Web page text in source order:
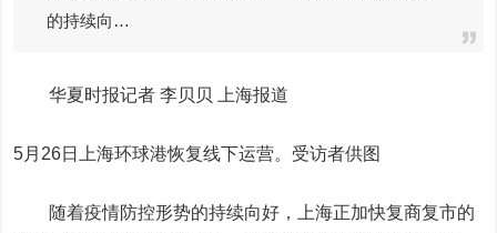
的持续向…
华夏时报记者 李贝贝 上海报道
5月26日上海环球港恢复线下运营。受访者供图
随着疫情防控形势的持续向好，上海正加快复商复市的